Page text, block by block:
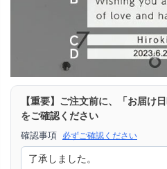
【重要】ご注文前に、「お届け
をご確認ください
確認事項 必ずご確認ください